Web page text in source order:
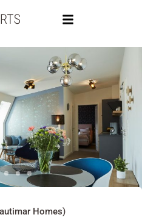
Homes)